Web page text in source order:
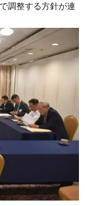
調整する方針が連